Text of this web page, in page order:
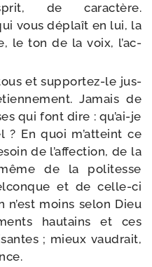
de carac­tère.
vous déplaît en lui, la
le ton de la voix, l’ac­
et supportez-​le jus­
Jamais de
qui font dire : qu’ai-​je
En quoi m’at­teint ce
de l’af­fec­tion, de la
de la poli­tesse
et de celle-​ci
n’est moins selon Dieu
hau­tains et ces
; mieux vau­drait,